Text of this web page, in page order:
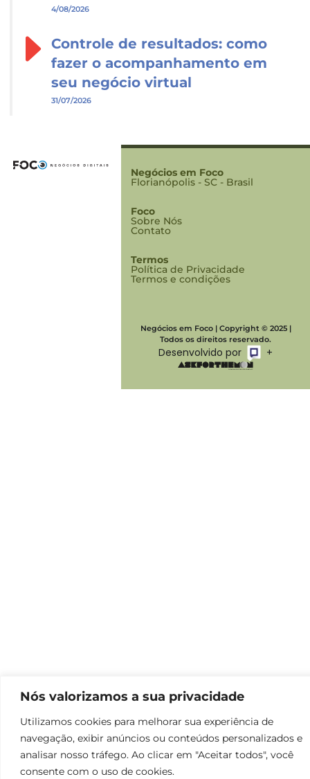
Nós valorizamos a sua privacidade
Utilizamos cookies para melhorar sua experiência de
navegação, exibir anúncios ou conteúdos personalizados e
analisar nosso tráfego. Ao clicar em "Aceitar todos", você
consente com o uso de cookies.
4/08/2026
Controle de resultados: como
fazer o acompanhamento em
seu negócio virtual
31/07/2026
Negócios em Foco
Florianópolis - SC - Brasil
Foco
Sobre Nós
Contato
Termos
Política de Privacidade
Termos e condições
Negócios em Foco | Copyright © 2025 |
Todos os direitos reservado.
Desenvolvido por +